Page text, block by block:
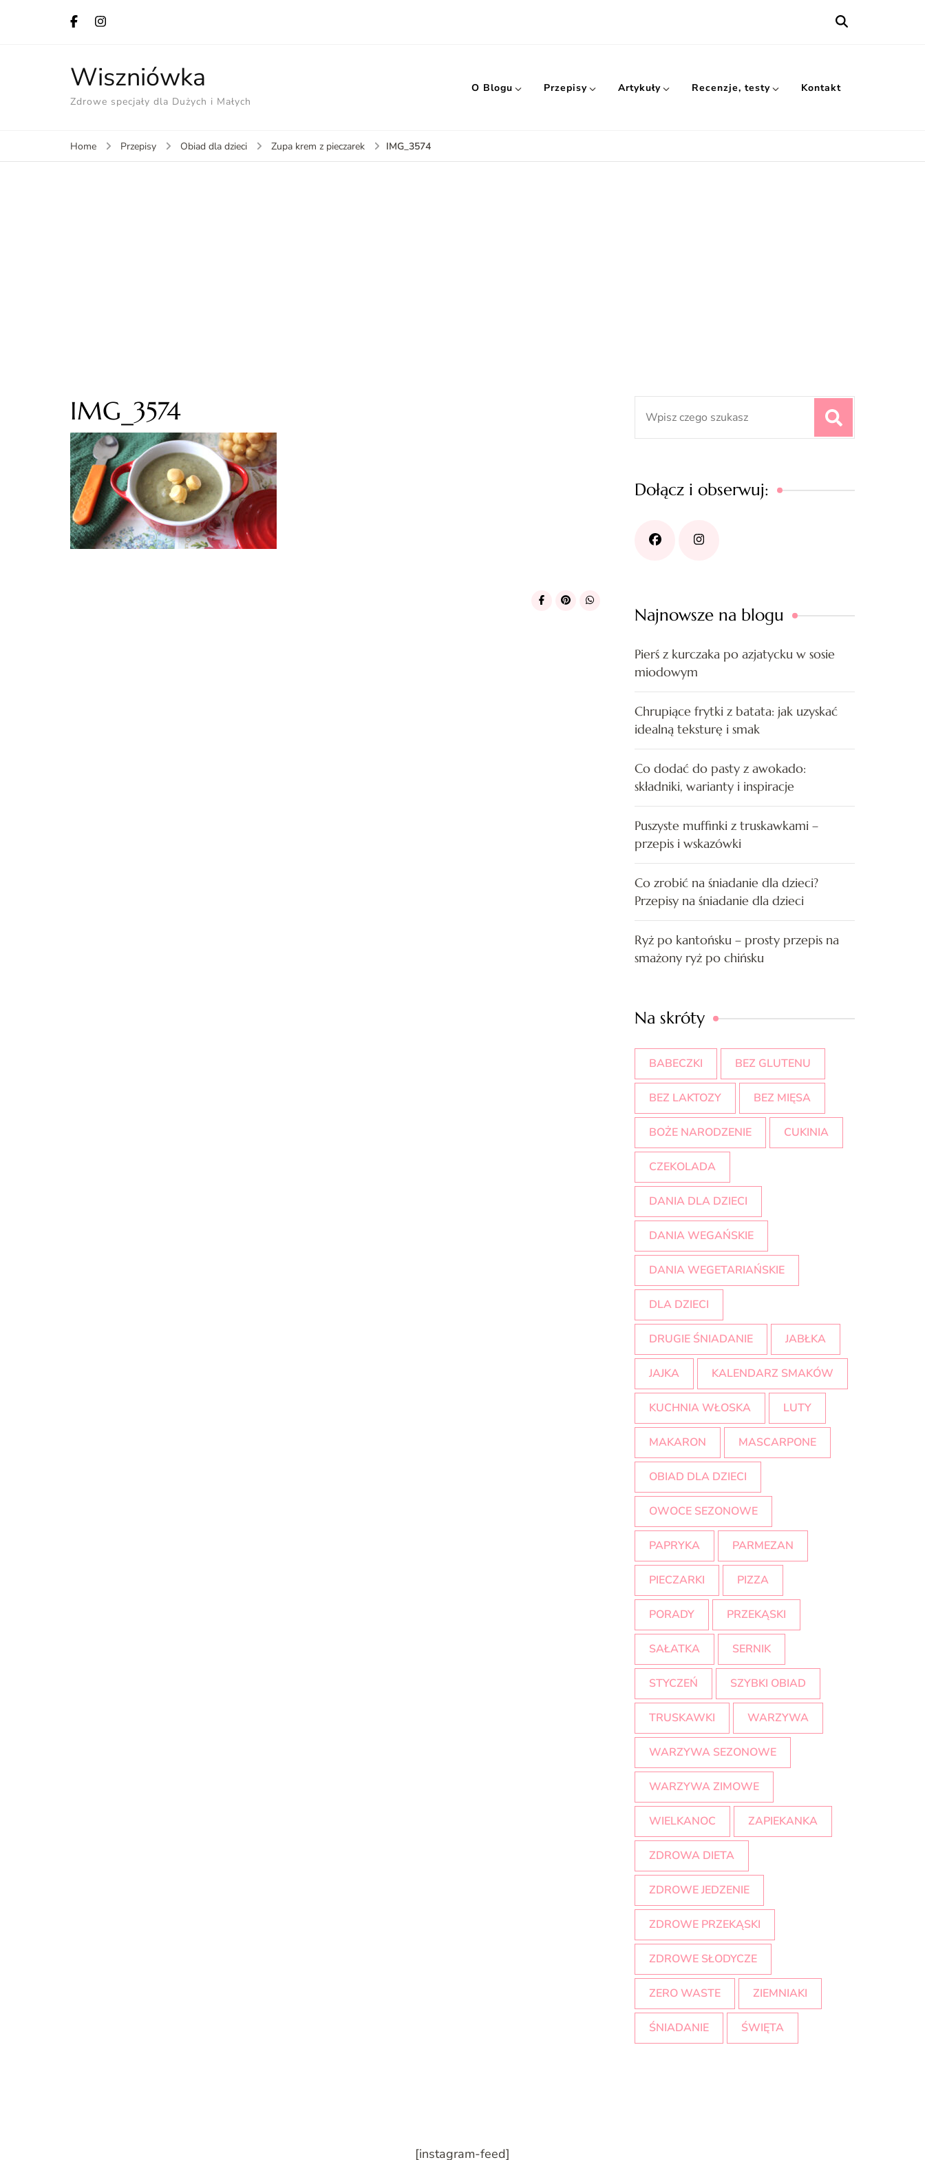
Wiszniówka
Zdrowe specjały dla Dużych i Małych
O Blogu Przepisy Artykuły Recenzje, testy Kontakt
Home Przepisy Obiad dla dzieci Zupa krem z pieczarek IMG_3574
IMG_3574
Dołącz i obserwuj:
Najnowsze na blogu
Pierś z kurczaka po azjatycku w sosie
miodowym
Chrupiące frytki z batata: jak uzyskać
idealną teksturę i smak
Co dodać do pasty z awokado:
składniki, warianty i inspiracje
Puszyste muffinki z truskawkami –
przepis i wskazówki
Co zrobić na śniadanie dla dzieci?
Przepisy na śniadanie dla dzieci
Ryż po kantońsku – prosty przepis na
smażony ryż po chińsku
Na skróty
BABECZKI BEZ GLUTENU
BEZ LAKTOZY BEZ MIĘSA
BOŻE NARODZENIE CUKINIA
CZEKOLADA
DANIA DLA DZIECI
DANIA WEGAŃSKIE
DANIA WEGETARIAŃSKIE
DLA DZIECI
DRUGIE ŚNIADANIE JABŁKA
JAJKA KALENDARZ SMAKÓW
KUCHNIA WŁOSKA LUTY
MAKARON MASCARPONE
OBIAD DLA DZIECI
OWOCE SEZONOWE
PAPRYKA PARMEZAN
PIECZARKI PIZZA
PORADY PRZEKĄSKI
SAŁATKA SERNIK
STYCZEŃ SZYBKI OBIAD
TRUSKAWKI WARZYWA
WARZYWA SEZONOWE
WARZYWA ZIMOWE
WIELKANOC ZAPIEKANKA
ZDROWA DIETA
ZDROWE JEDZENIE
ZDROWE PRZEKĄSKI
ZDROWE SŁODYCZE
ZERO WASTE ZIEMNIAKI
ŚNIADANIE ŚWIĘTA
[instagram-feed]